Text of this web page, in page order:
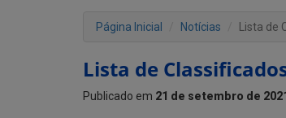
Página Inicial Notícias Lista de
Lista de
Publicado em 21 de setembro de